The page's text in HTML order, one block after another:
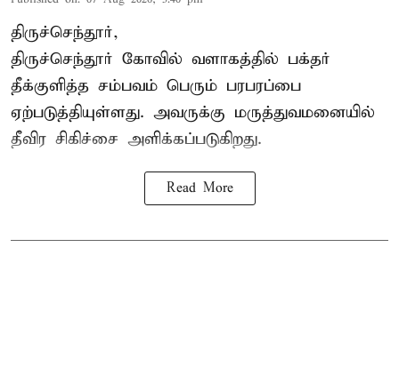
திருச்செந்தூர்,
திருச்செந்தூர் கோவில் வளாகத்தில் பக்தர்
தீக்குளித்த சம்பவம் பெரும் பரபரப்பை
ஏற்படுத்தியுள்ளது. அவருக்கு மருத்துவமனையில்
தீவிர சிகிச்சை அளிக்கப்படுகிறது.
Read More